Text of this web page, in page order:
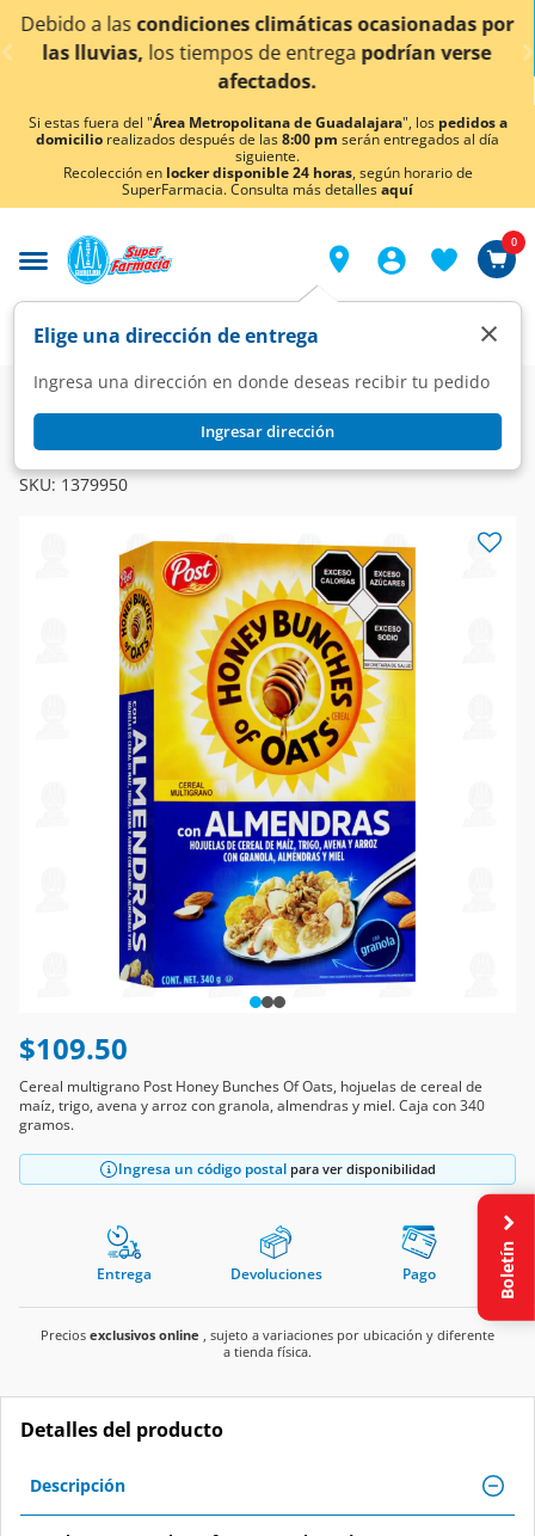
< div class="carousel-inner">
ocasionadas por
entregapodrían verse
¡Ahora también en
Si estas fuera del "Área Metropolitana de Guadalajara", los pedidos a
domicilio realizados después de las8:00 pm serán entregados al día
siguiente.
Recolección en locker disponible 24 horas, según horario de
SuperFarmacia. Consulta más detallesaquí
Elige una dirección de entrega
Ingresa una dirección en donde deseas recibir tu pedido
Ingresar dirección
×
0
Super Alimentos Cereales y Barras Cereales
Cereal Honey Bunches Of Oats con Almendras, 340 gr.
SKU: 1379950
$109.50
Cereal multigrano Post Honey Bunches Of Oats, hojuelas de cereal de
maíz, trigo, avena y arroz con granola, almendras y miel. Caja con 340
gramos.
Ingresa un código postal para ver disponibilidad
Entrega Devoluciones Pago
Precios exclusivos online , sujeto a variaciones por ubicación y diferente
a tienda física.
Detalles del producto
Descripción
Boletín